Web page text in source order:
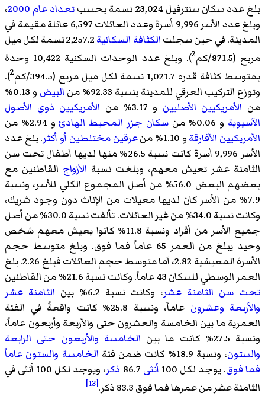
بلغ عدد سكان سنترفيل 23,024 نسمة بحسب تعداد عام 2000
،
وبلغ عدد الأسر 9,996 أسرة وعدد العائلات 6,597 عائلة مقيمة في
المدينة. في حين سجلتالكثافة السكانية
2,257.2 نسمة لكل ميل
مربع (871.5/كم
2
). وبلغ عدد الوحدات السكنية 10,422 وحدة
بمتوسط كثافة قدره 1,021.7 نسمة لكل ميل مربع (394.5/كم
2
).
وتوزع التركيب العرقي للمدينة بنسبة 92.33% من
البيض
و 0.13%
من الأمريكيين الأصليين و 3.17% من
الأمريكيين ذوي الأصول
الآسيوية و 0.06% من سكان جزر المحيط الهادئو 2.94% من
الأمريكيين الأفارقةو 1.10% من عرقين مختلطين أو أكثر. بلغ عدد
الأسر 9,996 أسرة كانت نسبة 26.5% منها لديها أطفال تحت سن
الثامنة عشر تعيش معهم، وبلغت نسبة الأزواج القاطنين مع
بعضهم البعض 56.0% من أصل المجموع الكلي للأسر، ونسبة
7.9% من الأسر كان لديها معيلات من الإناث دون وجود شريك،
وكانت نسبة 34.0% من غير العائلات. تألفت نسبة 30.0% من أصل
جميع الأسر من أفراد ونسبة 11.8% كانوا يعيش معهم شخص
وحيد يبلغ من العمر 65 عاماً فما فوق. وبلغ متوسط حجم
الأسرة المعيشية 2.82، أما متوسط حجم العائلات فبلغ 2.26. بلغ
العمر الوسطي للسكان 43 عاماً. وكانت نسبة 21.6% من القاطنين
تحت سن الثامنة عشر، وكانت نسبة 6.2% بين
الثامنة عشر
والأربعة وعشرون
عاماً، ونسبة 25.8% كانت واقعةً في الفئة
العمرية ما بين الخامسة والعشرون حتى والأربعة وأربعون عاماً،
ونسبة 27.5% كانت ما بين
الخامسة والأربعون حتى الرابعة
والستون، ونسبة 18.9% كانت ضمن فئة
الخامسة والستون عاماً
فما فوق. يوجد لكل 100 أنثى ذكر
، ويوجد لكل 100 أنثى في
الثامنة عشر من عمرها فما فوق 83.3 ذكر.
[13]